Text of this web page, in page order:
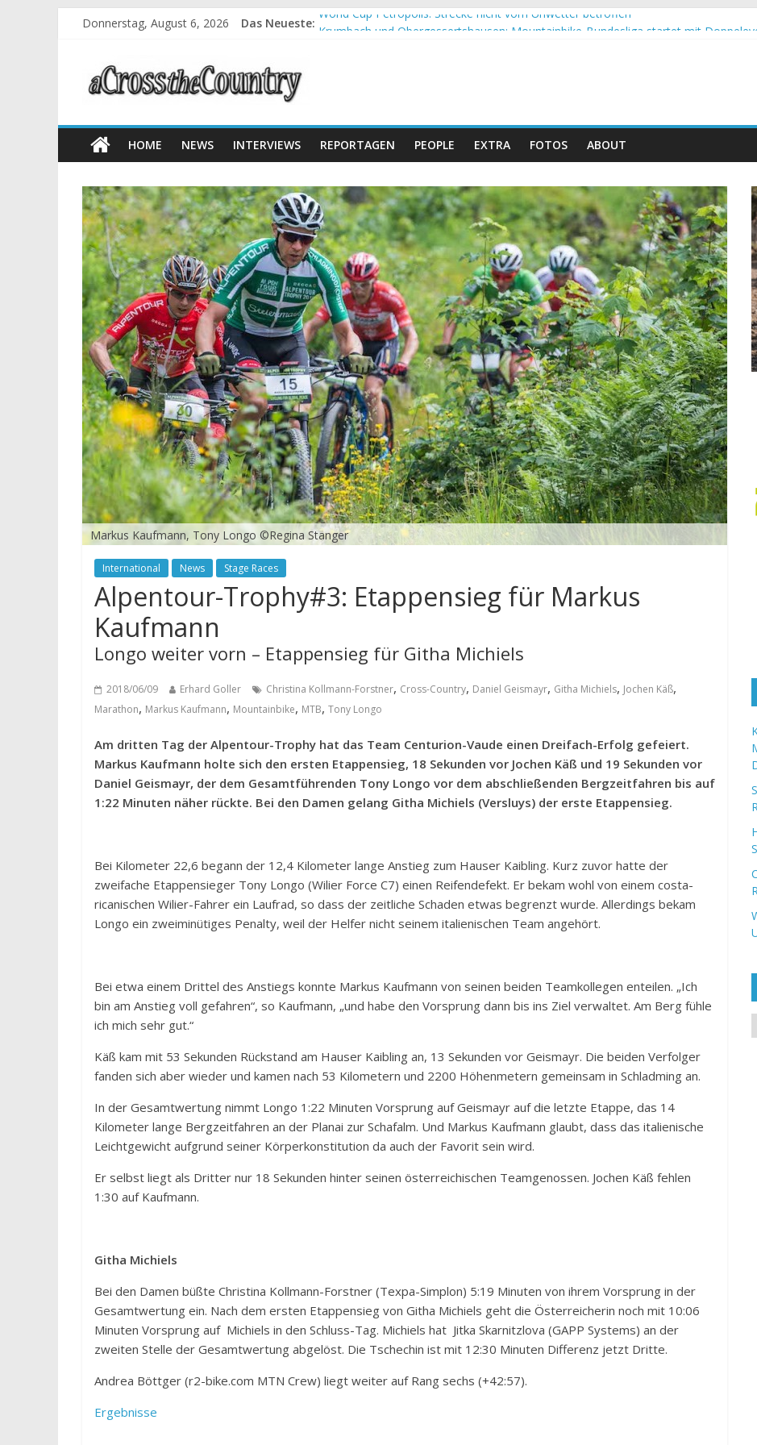
Donnerstag, August 6, 2026 Das Neueste: World Cup Petropolis: Strecke nicht vom Unwetter betroffen
HOME NEWS INTERVIEWS REPORTAGEN PEOPLE EXTRA FOTOS ABOUT
Markus Kaufmann, Tony Longo ©Regina Stanger
International News Stage Races
Alpentour-Trophy#3: Etappensieg für Markus
Kaufmann
Longo weiter vorn – Etappensieg für Githa Michiels
2018/06/09 Erhard Goller Christina Kollmann-Forstner, Cross-Country, Daniel Geismayr, Githa Michiels, Jochen Käß,
Marathon, Markus Kaufmann, Mountainbike, MTB, Tony Longo
Am dritten Tag der Alpentour-Trophy hat das Team Centurion-Vaude einen Dreifach-Erfolg gefeiert.
Markus Kaufmann holte sich den ersten Etappensieg, 18 Sekunden vor Jochen Käß und 19 Sekunden vor
Daniel Geismayr, der dem Gesamtführenden Tony Longo vor dem abschließenden Bergzeitfahren bis auf
1:22 Minuten näher rückte. Bei den Damen gelang Githa Michiels (Versluys) der erste Etappensieg.
Bei Kilometer 22,6 begann der 12,4 Kilometer lange Anstieg zum Hauser Kaibling. Kurz zuvor hatte der
zweifache Etappensieger Tony Longo (Wilier Force C7) einen Reifendefekt. Er bekam wohl von einem costa-
ricanischen Wilier-Fahrer ein Laufrad, so dass der zeitliche Schaden etwas begrenzt wurde. Allerdings bekam
Longo ein zweiminütiges Penalty, weil der Helfer nicht seinem italienischen Team angehört.
Bei etwa einem Drittel des Anstiegs konnte Markus Kaufmann von seinen beiden Teamkollegen enteilen. „Ich
bin am Anstieg voll gefahren“, so Kaufmann, „und habe den Vorsprung dann bis ins Ziel verwaltet. Am Berg fühle
ich mich sehr gut.“
Käß kam mit 53 Sekunden Rückstand am Hauser Kaibling an, 13 Sekunden vor Geismayr. Die beiden Verfolger
fanden sich aber wieder und kamen nach 53 Kilometern und 2200 Höhenmetern gemeinsam in Schladming an.
In der Gesamtwertung nimmt Longo 1:22 Minuten Vorsprung auf Geismayr auf die letzte Etappe, das 14
Kilometer lange Bergzeitfahren an der Planai zur Schafalm. Und Markus Kaufmann glaubt, dass das italienische
Leichtgewicht aufgrund seiner Körperkonstitution da auch der Favorit sein wird.
Er selbst liegt als Dritter nur 18 Sekunden hinter seinen österreichischen Teamgenossen. Jochen Käß fehlen
1:30 auf Kaufmann.
Githa Michiels
Bei den Damen büßte Christina Kollmann-Forstner (Texpa-Simplon) 5:19 Minuten von ihrem Vorsprung in der
Gesamtwertung ein. Nach dem ersten Etappensieg von Githa Michiels geht die Österreicherin noch mit 10:06
Minuten Vorsprung auf Michiels in den Schluss-Tag. Michiels hat Jitka Skarnitzlova (GAPP Systems) an der
zweiten Stelle der Gesamtwertung abgelöst. Die Tschechin ist mit 12:30 Minuten Differenz jetzt Dritte.
Andrea Böttger (r2-bike.com MTN Crew) liegt weiter auf Rang sechs (+42:57).
Ergebnisse